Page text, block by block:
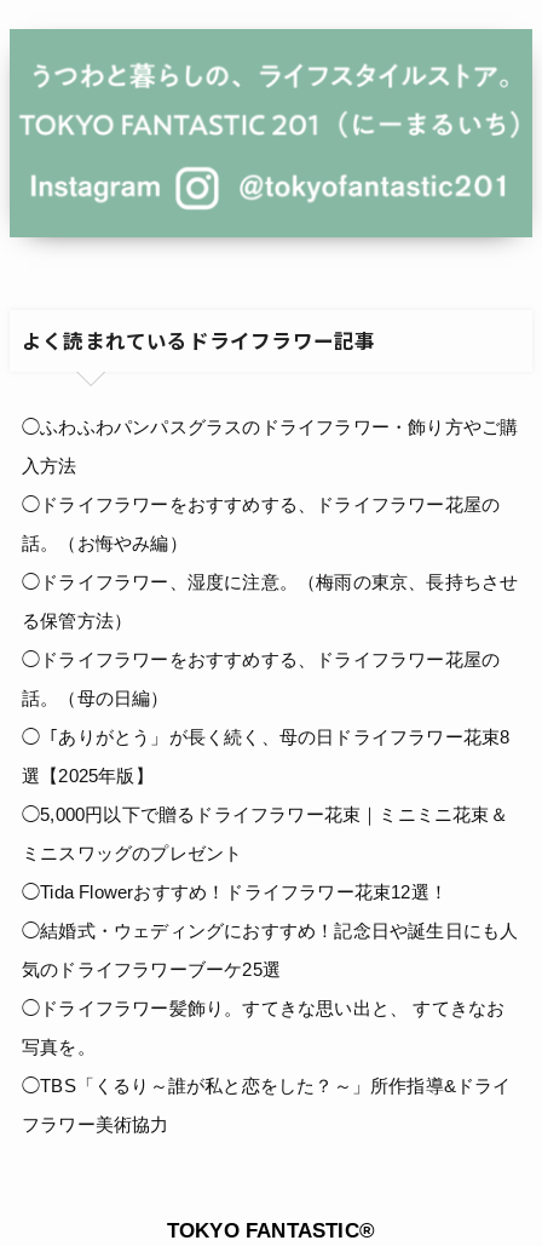
よく読まれているドライフラワー記事
◯ふわふわパンパスグラスのドライフラワー・飾り方やご購
入方法
◯ドライフラワーをおすすめする、ドライフラワー花屋の
話。（お悔やみ編）
◯ドライフラワー、湿度に注意。（梅雨の東京、長持ちさせ
る保管方法）
◯ドライフラワーをおすすめする、ドライフラワー花屋の
話。（母の日編）
◯「ありがとう」が長く続く、母の日ドライフラワー花束8
選【2025年版】
◯5,000円以下で贈るドライフラワー花束｜ミニミニ花束＆
ミニスワッグのプレゼント
◯Tida Flowerおすすめ！ドライフラワー花束12選！
◯結婚式・ウェディングにおすすめ！記念日や誕生日にも人
気のドライフラワーブーケ25選
◯ドライフラワー髪飾り。すてきな思い出と、 すてきなお
写真を。
◯TBS「くるり～誰が私と恋をした？～」所作指導&ドライ
フラワー美術協力
TOKYO FANTASTIC®